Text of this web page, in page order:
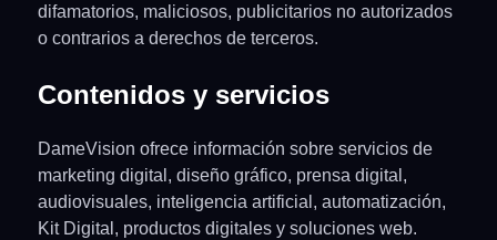
difamatorios, maliciosos, publicitarios no autorizados
o contrarios a derechos de terceros.
Contenidos y servicios
DameVision ofrece información sobre servicios de
marketing digital, diseño gráfico, prensa digital,
audiovisuales, inteligencia artificial, automatización,
Kit Digital, productos digitales y soluciones web.